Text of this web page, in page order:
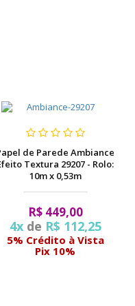
de Parede Ambiance
Textura 29207 - Rolo:
10m x 0,53m
R$ 449,00
4xde R$ 112,25
5% Crédito à Vista
Pix 10%